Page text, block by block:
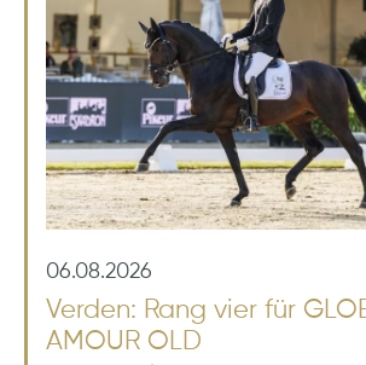
06.08.2026
Verden: Rang vier für
AMOUR OLD